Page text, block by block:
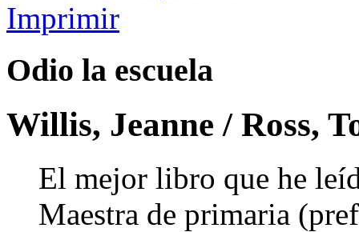
Imprimir
Odio la escuela
Willis, Jeanne / Ross,
El mejor libro que he
Maestra de primaria